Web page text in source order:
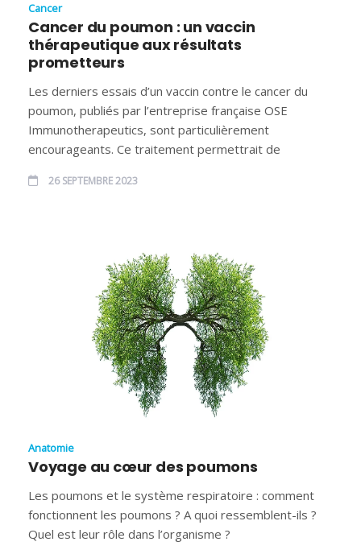
Cancer
Cancer du poumon : un vaccin
thérapeutique aux résultats
prometteurs
Les derniers essais d’un vaccin contre le cancer du
poumon, publiés par l’entreprise française OSE
Immunotherapeutics, sont particulièrement
encourageants. Ce traitement permettrait de
26 SEPTEMBRE 2023
Anatomie
Voyage au cœur des poumons
Les poumons et le système respiratoire : comment
fonctionnent les poumons ? A quoi ressemblent-ils ?
Quel est leur rôle dans l’organisme ?